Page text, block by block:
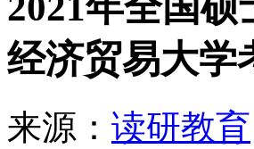
经济贸易大学
来源： 读研教育